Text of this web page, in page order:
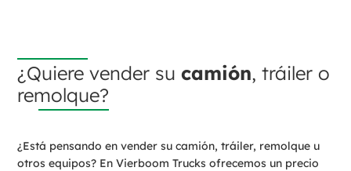
¿Quiere vender sucamión, tráiler o
remolque?
¿Está pensando en vender su camión, tráiler, remolque u
otros equipos? En Vierboom Trucks ofrecemos un precio